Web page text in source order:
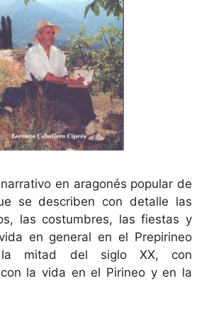
en aragonés popular de
se describen con detalle las
las costumbres, las fiestas y
en general en el Prepirineo
la mitad del siglo XX, con
con la vida en el Pirineo y en la